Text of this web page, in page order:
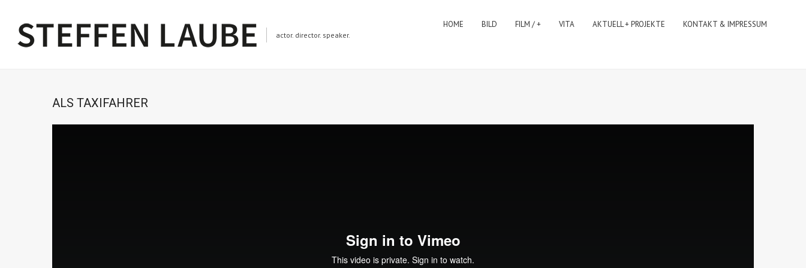
actor. director. speaker.
HOME BILD FILM / + VITA AKTUELL + PROJEKTE KONTAKT & IMPRESSUM
ALS TAXIFAHRER